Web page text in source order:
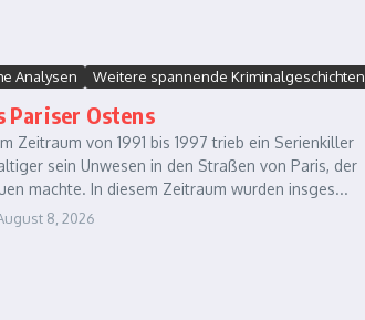
Analysen Weitere spannende Kriminalgeschichten
Pariser Ostens
Zeitraum von 1991 bis 1997 trieb ein Serienkiller
sein Unwesen in den Straßen von Paris, der
machte. In diesem Zeitraum wurden insges...
8, 2026